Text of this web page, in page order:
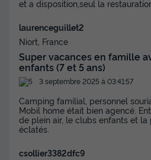
et a disposition,seul la
laurenceguillet2
Niort, France
Super vacances en famille
enfants (7 et 5 ans)
3 septembre 2025 à 03:41:57
Camping familial, personnel
Mobil home était bien agencé.
de plein air, le clubs enfants et la
éclatés.
csollier3382dfc9